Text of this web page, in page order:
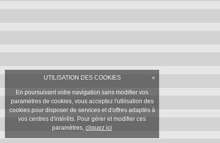
UTILISATION DES COOKIES ×
En poursuivant votre navigation sans modifier vos
paramètres de cookies, vous acceptez l'utilisation des
cookies pour disposer de services et d'offres adaptés à
vos centres d'intérêts. Pour gérer et modifier ces
paramètres, cliquez ici